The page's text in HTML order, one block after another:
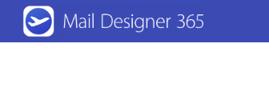
Skip
main